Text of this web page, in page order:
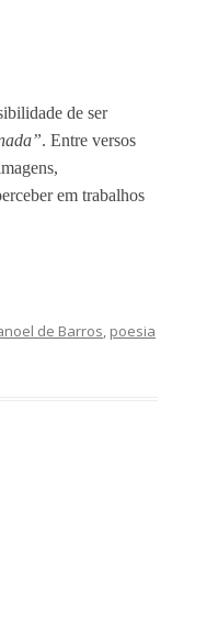
de ser
. Entre versos
em trabalhos
de Barros poesia